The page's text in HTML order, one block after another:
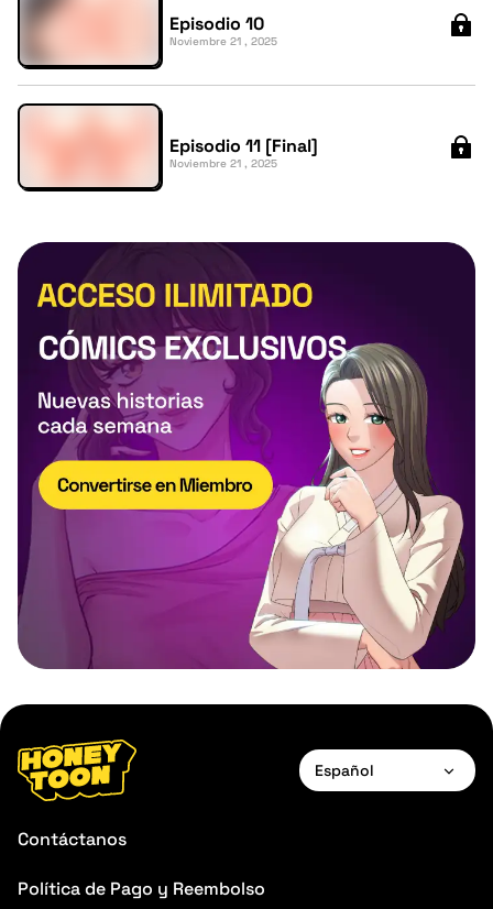
Episodio 10
Noviembre 21 , 2025
Episodio 11 [Final]
Noviembre 21 , 2025
Español
Contáctanos
Política de Pago y Reembolso